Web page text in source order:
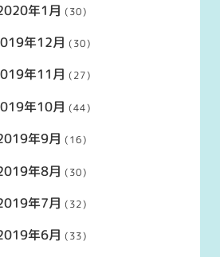
年1月 (30)
年12月 (30)
年11月 (27)
年10月 (44)
年9月 (16)
年8月 (30)
年7月 (32)
年6月 (33)